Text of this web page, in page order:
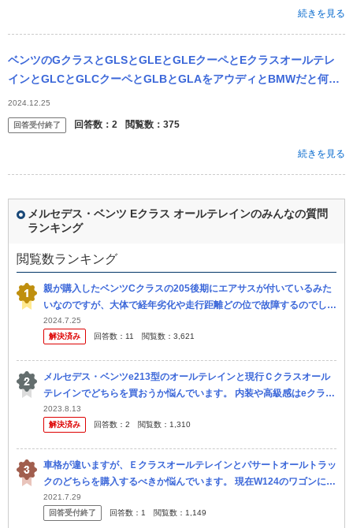
続きを見る
ベンツのGクラスとGLSとGLEとGLEクーペとEクラスオールテレ
インとGLCとGLCクーペとGLBとGLAをアウディとBMWだと何に
なりますか？それとGL◯シリーズの違いはなんですか？
2024.12.25
回答受付終了 回答数： 2 閲覧数： 375
続きを見る
メルセデス・ベンツ Eクラス オールテレインのみんなの質問
ランキング
閲覧数ランキング
親が購入したベンツCクラスの205後期にエアサスが付いているみた
いなのですが、大体で経年劣化や走行距離どの位で故障するのでしょ
うか？
2024.7.25
解決済み
回答数： 11 閲覧数： 3,621
メルセデス・ベンツe213型のオールテレインと現行Ｃクラスオール
テレインでどちらを買おうか悩んでいます。 内装や高級感はeクラス
オールテレインですが、ディーゼルに簡易ハイブリッドが付いた現行
Ｃク...
2023.8.13
解決済み
回答数： 2 閲覧数： 1,310
車格が違いますが、Ｅクラスオールテレインとパサートオールトラッ
クのどちらを購入するべきか悩んでいます。 現在W124のワゴンに乗
っているのですが、修理している期間が長く、レッカー車のお世話に
なる...
2021.7.29
回答受付終了
回答数： 1 閲覧数： 1,149